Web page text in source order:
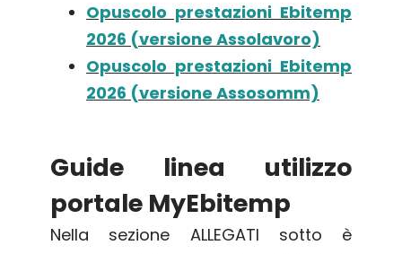
Opuscolo prestazioni Ebitemp
2026 (versione Assolavoro)
Opuscolo prestazioni Ebitemp
2026 (versione Assosomm)
Guide linea utilizzo
portale MyEbitemp
Nella sezione ALLEGATI sotto è